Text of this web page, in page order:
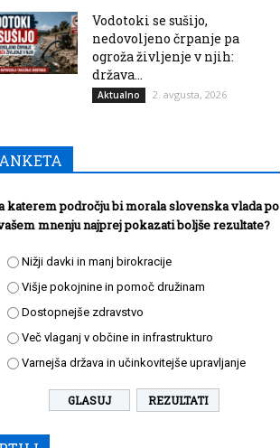
Vodotoki se sušijo,
nedovoljeno črpanje pa
ogroža življenje v njih:
država...
Aktualno 2. avgusta, 2026
katerem področju bi morala slovenska vlada po
mnenju najprej pokazati boljše rezultate?
Nižji davki in manj birokracije
Višje pokojnine in pomoč družinam
Dostopnejše zdravstvo
Več vlaganj v občine in infrastrukturo
Varnejša država in učinkovitejše upravljanje
REZULTATI